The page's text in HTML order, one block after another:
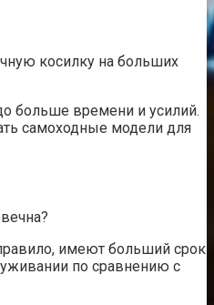
косилку на больших
больше времени и усилий.
самоходные модели для
имеют больший срок
по сравнению с